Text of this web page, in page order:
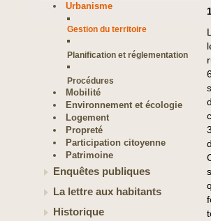
Urbanisme
Gestion du territoire
Planification et réglementation
Procédures
Mobilité
Environnement et écologie
Logement
Propreté
Participation citoyenne
Patrimoine
Enquêtes publiques
La lettre aux habitants
Historique